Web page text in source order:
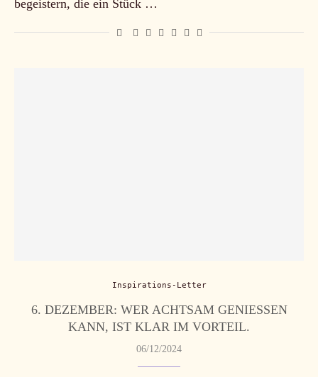
begeistern, die ein Stück …
Inspirations-Letter
6. DEZEMBER: WER ACHTSAM GENIESSEN K
ANN, IST KLAR IM VORTEIL.
06/12/2024